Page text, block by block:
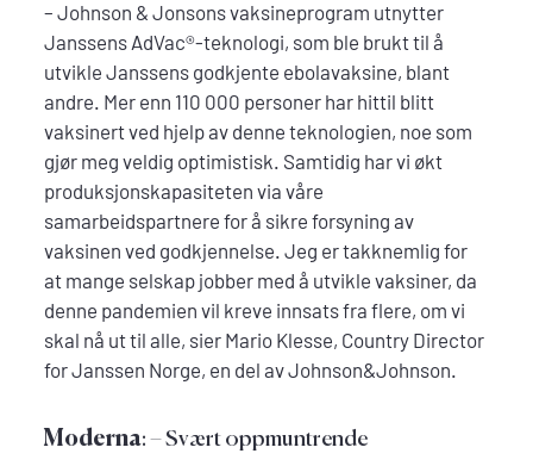
– Johnson & Jonsons vaksineprogram utnytter
Janssens AdVac®-teknologi, som ble brukt til å
utvikle Janssens godkjente ebolavaksine, blant
andre. Mer enn 110 000 personer har hittil blitt
vaksinert ved hjelp av denne teknologien, noe som
gjør meg veldig optimistisk. Samtidig har vi økt
produksjonskapasiteten via våre
samarbeidspartnere for å sikre forsyning av
vaksinen ved godkjennelse. Jeg er takknemlig for
at mange selskap jobber med å utvikle vaksiner, da
denne pandemien vil kreve innsats fra flere, om vi
skal nå ut til alle, sier Mario Klesse, Country Director
for Janssen Norge, en del av Johnson&Johnson.
Moderna: – Svært oppmuntrende